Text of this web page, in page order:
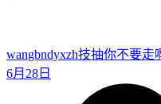
wangbndyxzh技抽你不要走
6月28日